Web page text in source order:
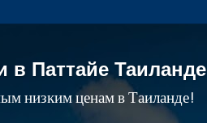
в Паттайе Таиланде
низким ценам в Таиланде!